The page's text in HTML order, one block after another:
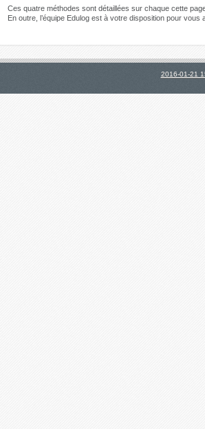
Ces quatre méthodes sont détaillées sur chaque cette
En outre, l’équipe Edulog est à votre disposition pour
2016-01-21